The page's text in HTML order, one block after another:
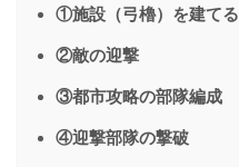
①施設（弓櫓）を建てる
②敵の迎撃
③都市攻略の部隊編成
④迎撃部隊の撃破